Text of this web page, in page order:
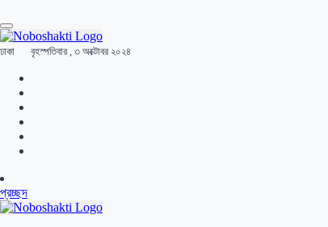
ঢাকা বৃহস্পতিবার , ৩ অক্টোবর ২০২৪
প্রচ্ছদ